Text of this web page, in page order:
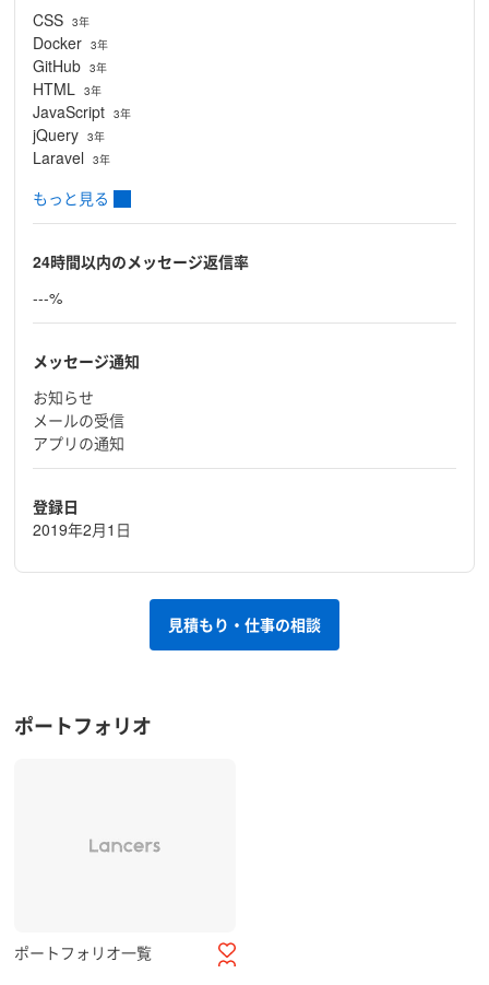
CSS 3年
Docker 3年
GitHub 3年
HTML 3年
JavaScript 3年
jQuery 3年
Laravel 3年
もっと見る
24時間以内のメッセージ返信率
---%
メッセージ通知
お知らせ
メールの受信
アプリの通知
登録日
2019年2月1日
見積もり・仕事の相談
ポートフォリオ
ポートフォリオ一覧